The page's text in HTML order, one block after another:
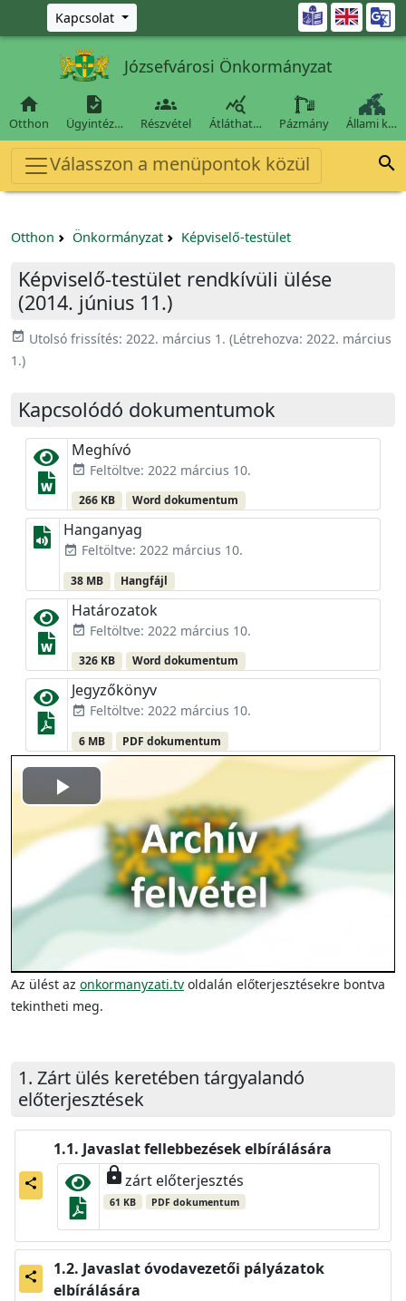
Ugrás a fő tartalomra
Kapcsolat 
Józsefvárosi Önkormányzat

Otthon

Ügyintéz…

Részvétel

Átláthat… Pázmány Állami k…
Válasszon a menüpontok közül 
Otthon Önkormányzat Képviselő-testület
Képviselő-testület rendkívüli ülése
(2014. június 11.)
event_available Utolsó frissítés: 2022. március 1. (Létrehozva: 2022. március
1.)
Kapcsolódó dokumentumok
Meghívó
event_available Feltöltve: 2022 március 10.
266 KB Word dokumentum
Hanganyag
event_available Feltöltve: 2022 március 10.
38 MB Hangfájl
Határozatok
event_available Feltöltve: 2022 március 10.
326 KB Word dokumentum
Jegyzőkönyv
event_available Feltöltve: 2022 március 10.
6 MB PDF dokumentum
Play
Video
Az ülést az onkormanyzati.tv oldalán előterjesztésekre bontva
tekintheti meg.
Zárt ülés keretében tárgyalandó
előterjesztések
share
Javaslat fellebbezések elbírálására
lockzárt előterjesztés
61 KB PDF dokumentum
share
Javaslat óvodavezetői pályázatok
elbírálására